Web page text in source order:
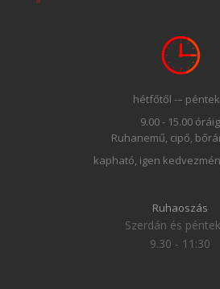
hétfőtől -–
9.00 - 15.00 óráig
Ruhanemű, cipő,
kapható, igen
Ruhaoszás
Szerdán és
9.30 - 11:30